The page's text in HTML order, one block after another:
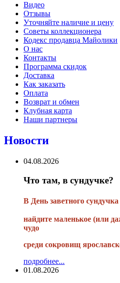
Видео
Отзывы
Уточняйте наличие и цену
Советы коллекционера
Кодекс продавца Майолики
О нас
Контакты
Программа скидок
Доставка
Как заказать
Оплата
Возврат и обмен
Клубная карта
Наши партнеры
Новости
04.08.2026
Что там, в сундучке?
В День заветного сундучка
найдите маленькое (или
чудо
среди сокровищ
подробнее...
01.08.2026